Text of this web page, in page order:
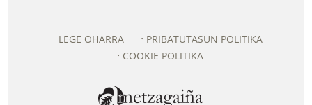
LEGE OHARRA
PRIBATUTASUN POLITIKA
COOKIE POLITIKA